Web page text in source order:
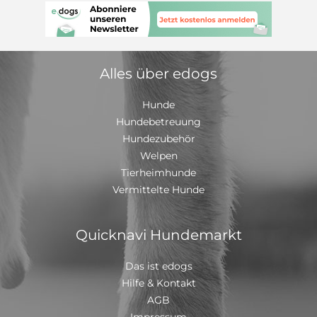
kleinen Kinder Sie passt nicht in ein sensibles Rudel
oder zu unsicheren Hunden. In einem passenden
Zuhause wird sie ein beeindruckender, treuer Begleiter.
Ein Kennenlernen ist jederzeit möglich.
Alles über edogs
Hunde
Hundebetreuung
Hundezubehör
Welpen
Tierheimhunde
Vermittelte Hunde
Quicknavi Hundemarkt
Das ist edogs
Hilfe & Kontakt
AGB